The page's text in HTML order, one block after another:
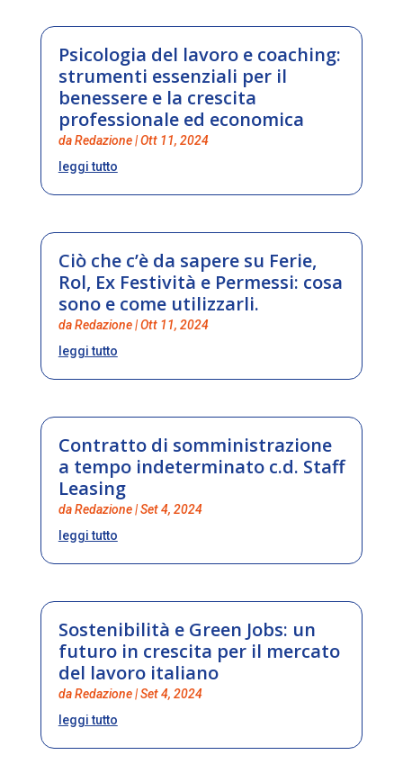
Psicologia del lavoro e coaching:
strumenti essenziali per il
benessere e la crescita
professionale ed economica
daRedazione|Ott 11, 2024
leggi tutto
Ciò che c’è da sapere su Ferie,
Rol, Ex Festività e Permessi: cosa
sono e come utilizzarli.
daRedazione|Ott 11, 2024
leggi tutto
Contratto di somministrazione
a tempo indeterminato c.d. Staff
Leasing
daRedazione|Set 4, 2024
leggi tutto
Sostenibilità e Green Jobs: un
futuro in crescita per il mercato
del lavoro italiano
daRedazione|Set 4, 2024
leggi tutto